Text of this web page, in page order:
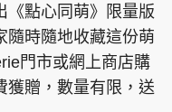
《點心同萌》限量版
隨時隨地收藏這份萌
門市或網上商店購
獲贈，數量有限，送